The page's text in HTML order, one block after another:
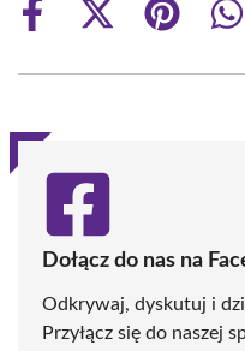
Share
Share
(Twitter)
Share
Dołącz do nas na
Odkrywaj, dyskutuj i
Przyłącz się do naszej